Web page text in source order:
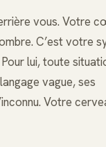
vous. Votre
C’est votre
lui, toute
vague, ses
Votre